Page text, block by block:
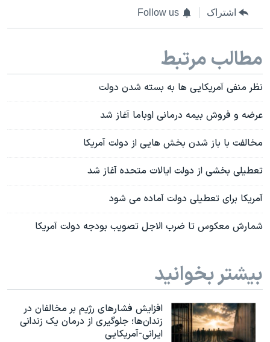
اشتراک Follow us
مطالب مرتبط
نظر منفی آمریکایی ها به بسته شدن دولت
عرضه و فروش بیمه درمانی اوباما آغاز شد
مخالفت با باز شدن بخش هایی از دولت آمریکا
تعطیلی بخشی از دولت ایالات متحده آغاز شد
آمریکا برای تعطیلی دولت آماده می شود
شمارش معکوس تا ضرب الاجل تصویب بودجه دولت آمریکا
بیشتر بخوانید
افزایش فشارهای رژیم بر مخالفان در
زندان‌ها؛ جلوگیری از درمان یک زندانی
ایرانی-آمریکایی